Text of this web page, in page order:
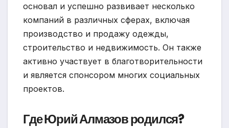
основал и успешно развивает несколько
компаний в различных сферах, включая
производство и продажу одежды,
строительство и недвижимость. Он также
активно участвует в благотворительности
и является спонсором многих социальных
проектов.
Где Юрий Алмазов родился?